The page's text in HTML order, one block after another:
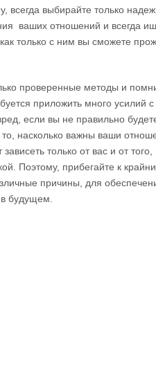
всегда выбирайте только
ваших отношений и всегда
только с ним вы сможете
проверенные методы и
приложить много усилий
если вы не правильно
насколько важны ваши
только от вас и от
Поэтому, прибегайте к
причины, для
будущем.